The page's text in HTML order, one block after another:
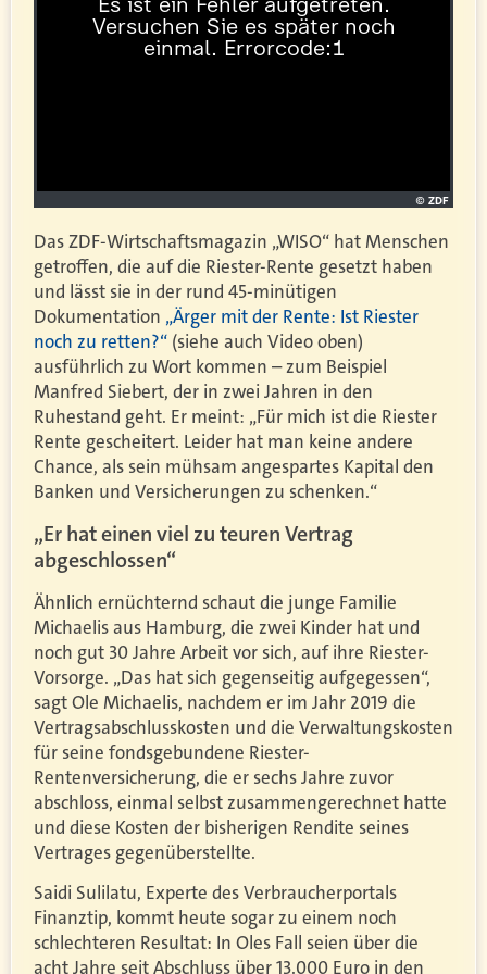
Das ZDF-Wirtschaftsmagazin „WISO“ hat Menschen
getroffen, die auf die Riester-Rente gesetzt haben
und lässt sie in der rund 45-minütigen
Dokumentation „Ärger mit der Rente: Ist Riester
noch zu retten?“ (siehe auch Video oben)
ausführlich zu Wort kommen – zum Beispiel
Manfred Siebert, der in zwei Jahren in den
Ruhestand geht. Er meint: „Für mich ist die Riester
Rente gescheitert. Leider hat man keine andere
Chance, als sein mühsam angespartes Kapital den
Banken und Versicherungen zu schenken.“
„Er hat einen viel zu teuren Vertrag
abgeschlossen“
Ähnlich ernüchternd schaut die junge Familie
Michaelis aus Hamburg, die zwei Kinder hat und
noch gut 30 Jahre Arbeit vor sich, auf ihre Riester-
Vorsorge. „Das hat sich gegenseitig aufgegessen“,
sagt Ole Michaelis, nachdem er im Jahr 2019 die
Vertragsabschlusskosten und die Verwaltungskosten
für seine fondsgebundene Riester-
Rentenversicherung, die er sechs Jahre zuvor
abschloss, einmal selbst zusammengerechnet hatte
und diese Kosten der bisherigen Rendite seines
Vertrages gegenüberstellte.
Saidi Sulilatu, Experte des Verbraucherportals
Finanztip, kommt heute sogar zu einem noch
schlechteren Resultat: In Oles Fall seien über die
acht Jahre seit Abschluss über 13.000 Euro in den